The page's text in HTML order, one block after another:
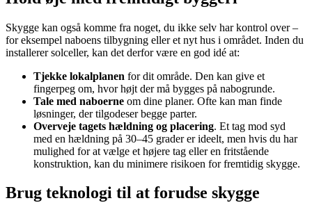
Skygge kan også komme fra noget, du ikke selv har kontrol over –
for eksempel naboens tilbygning eller et nyt hus i området. Inden du
installerer solceller, kan det derfor være en god idé at:
Tjekke lokalplanen for dit område. Den kan give et
fingerpeg om, hvor højt der må bygges på nabogrunde.
Tale med naboerne om dine planer. Ofte kan man finde
løsninger, der tilgodeser begge parter.
Overveje tagets hældning og placering. Et tag mod syd
med en hældning på 30–45 grader er ideelt, men hvis du har
mulighed for at vælge et højere tag eller en fritstående
konstruktion, kan du minimere risikoen for fremtidig skygge.
Brug teknologi til at forudse skygge